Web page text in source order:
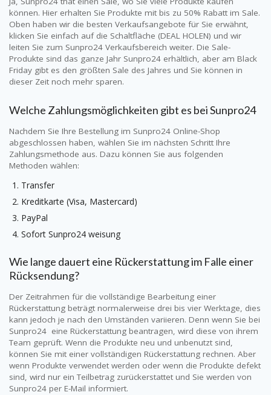
können. Hier erhalten Sie Produkte mit bis zu 50% Rabatt im Sale.
Oben haben wir die besten Verkaufsangebote für Sie erwähnt,
klicken Sie einfach auf die Schaltfläche (DEAL HOLEN) und wir
leiten Sie zum Sunpro24 Verkaufsbereich weiter. Die Sale-
Produkte sind das ganze Jahr Sunpro24 erhältlich, aber am Black
Friday gibt es den größten Sale des Jahres und Sie können in
dieser Zeit noch mehr sparen.
Welche Zahlungsmöglichkeiten gibt es beiSunpro24
Nachdem Sie Ihre Bestellung im Sunpro24 Online-Shop
abgeschlossen haben, wählen Sie im nächsten Schritt Ihre
Zahlungsmethode aus. Dazu können Sie aus folgenden
Methoden wählen:
Transfer
Kreditkarte (Visa, Mastercard)
PayPal
Sofort Sunpro24 weisung
Wie lange dauert eine Rückerstattung im Falle einer
Rücksendung?
Der Zeitrahmen für die vollständige Bearbeitung einer
Rückerstattung beträgt normalerweise drei bis vier Werktage, dies
kann jedoch je nach den Umständen variieren. Denn wenn Sie bei
Sunpro24 eine Rückerstattung beantragen, wird diese von ihrem
Team geprüft. Wenn die Produkte neu und unbenutzt sind,
können Sie mit einer vollständigen Rückerstattung rechnen. Aber
wenn Produkte verwendet werden oder wenn die Produkte defekt
sind, wird nur ein Teilbetrag zurückerstattet und Sie werden von
Sunpro24 per E-Mail informiert.